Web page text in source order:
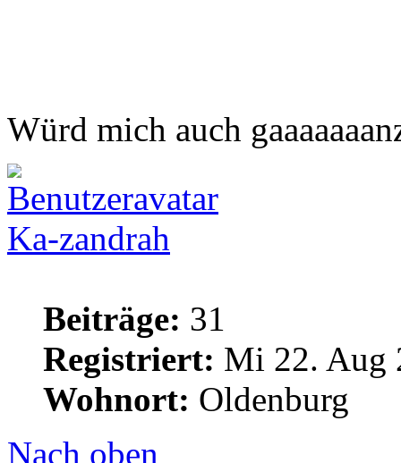
Würd mich auch
Ka-zandrah
Beiträge: 31
Registriert: Mi 22. Aug
Wohnort: Oldenburg
Nach oben